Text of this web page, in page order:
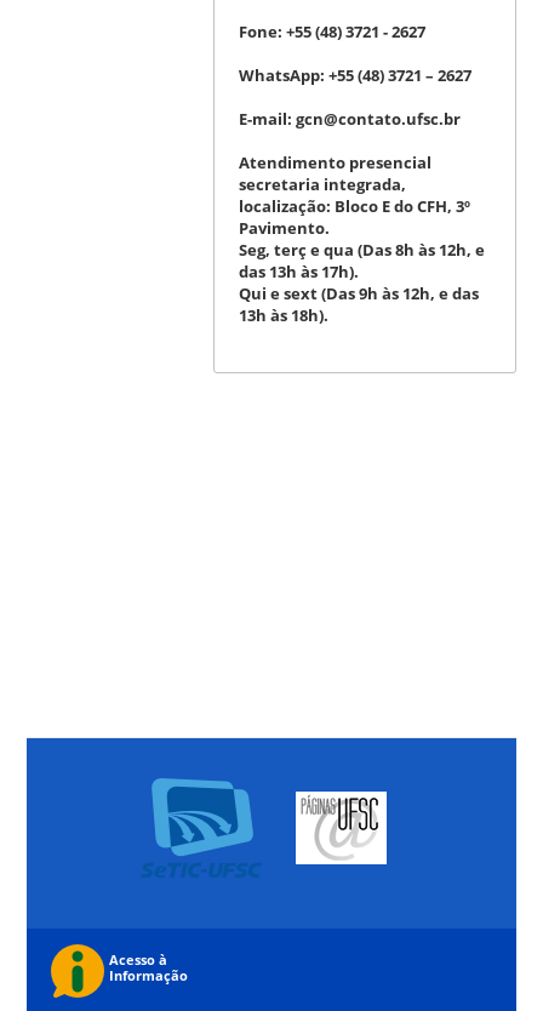
Fone: +55 (48) 3721 - 2627
WhatsApp: +55 (48) 3721 – 2627
E-mail: gcn@contato.ufsc.br
Atendimento presencial
secretaria integrada,
localização: Bloco E do CFH, 3º
Pavimento.
Seg, terç e qua (Das 8h às 12h, e
das 13h às 17h).
Qui e sext (Das 9h às 12h, e das
13h às 18h).